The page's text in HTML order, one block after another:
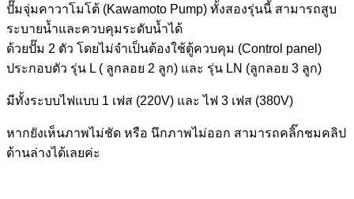
ปั๊มจุ่มคาวาโมโต้ (Kawamoto Pump) ทั้งสองรุ่นนี้ สามารถสูบ
ระบายน้ำและควบคุมระดับน้ำได้
ด้วยปั๊ม 2 ตัว โดยไม่จำเป็นต้องใช้ตู้ควบคุม (Control panel)
ประกอบตัว รุ่น L ( ลูกลอย 2 ลูก) และ รุ่น LN (ลูกลอย 3 ลูก)
มีทั้งระบบไฟแบบ 1 เฟส (220V) และ ไฟ 3 เฟส (380V)
หากยังเห็นภาพไม่ชัด หรือ นึกภาพไม่ออก สามารถคลิ๊กชมคลิป
ด้านล่างได้เลยค่ะ